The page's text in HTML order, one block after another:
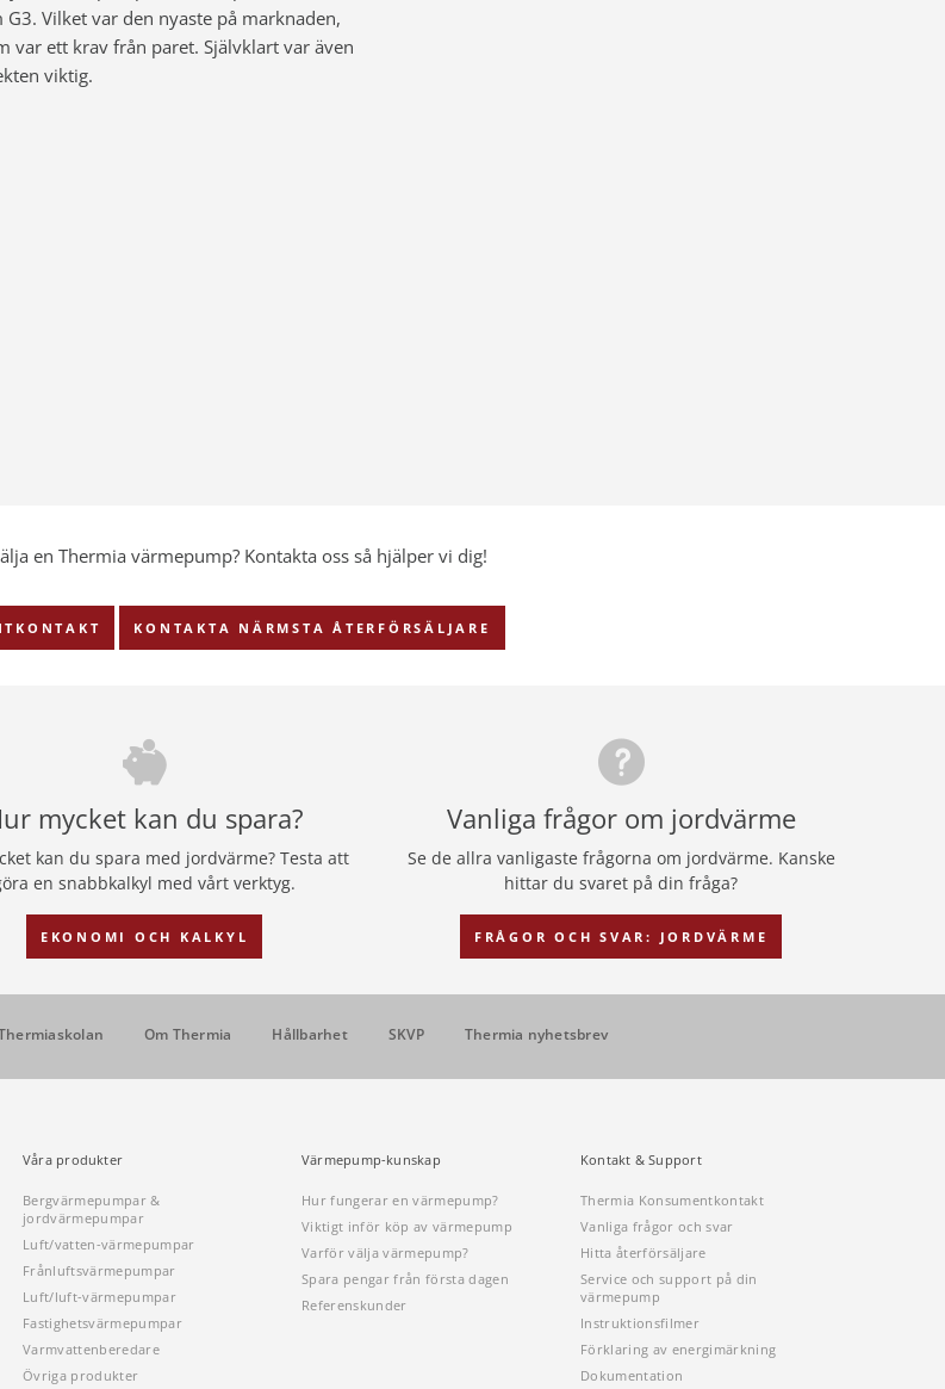
Vilket var den nyaste på marknaden,
var ett krav från paret. Självklart var även
viktig.
en Thermia värmepump? Kontakta oss så hjälper vi dig!
KONTAKTA NÄRMSTA ÅTERFÖRSÄLJARE
mycket kan du spara?
kan du spara med jordvärme? Testa att
en snabbkalkyl med vårt verktyg.
EKONOMI OCH KALKYL
Vanliga frågor om jordvärme
Se de allra vanligaste frågorna om jordvärme. Kanske
hittar du svaret på din fråga?
FRÅGOR OCH SVAR: JORDVÄRME
Om Thermia Hållbarhet SKVP Thermia nyhetsbrev
Våra produkter
Bergvärmepumpar &
jordvärmepumpar
Luft/vatten-värmepumpar
Frånluftsvärmepumpar
Luft/luft-värmepumpar
Fastighetsvärmepumpar
Varmvattenberedare
Övriga produkter
Värmepump-kunskap
Hur fungerar en värmepump?
Viktigt inför köp av värmepump
Varför välja värmepump?
Spara pengar från första dagen
Referenskunder
Kontakt & Support
Thermia Konsumentkontakt
Vanliga frågor och svar
Hitta återförsäljare
Service och support på din
värmepump
Instruktionsfilmer
Förklaring av energimärkning
Dokumentation